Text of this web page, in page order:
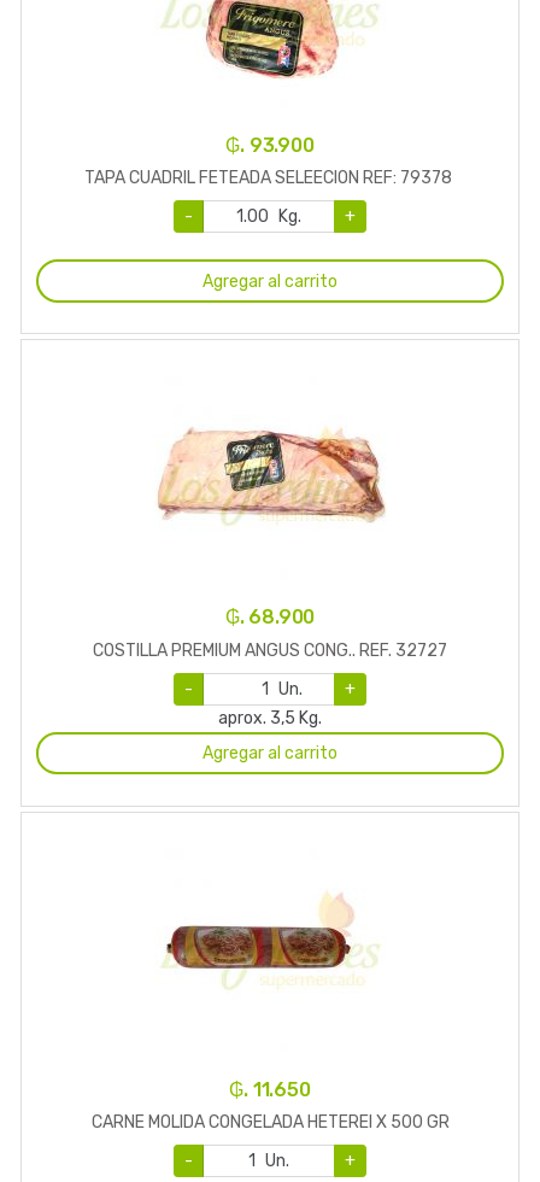
₲. 93.900
TAPA CUADRIL FETEADA SELEECION REF: 79378
-
Kg. +
Agregar al carrito
₲. 68.900
COSTILLA PREMIUM ANGUS CONG.. REF. 32727
-
Un.
+
aprox. 3,5 Kg.
Agregar al carrito
₲. 11.650
CARNE MOLIDA CONGELADA HETEREI X 500 GR
-
Un. +